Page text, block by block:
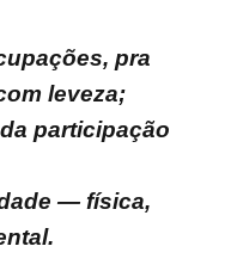
pra
leveza;
participação
— física,